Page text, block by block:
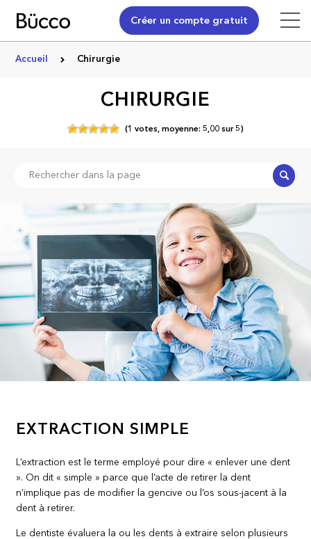
Créer un compte gratuit
Accueil Chirurgie
CHIRURGIE
(1 votes, moyenne: 5,00 sur5)
EXTRACTION SIMPLE
L’extraction est le terme employé pour dire « enlever une dent
». On dit « simple » parce que l’acte de retirer la dent
n’implique pas de modifier la gencive ou l’os sous-jacent à la
dent à retirer.
Le dentiste évaluera la ou les dents à extraire selon plusieurs